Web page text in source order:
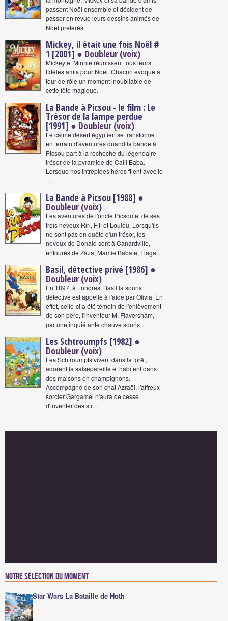
passent Noël ensemble et décident de
passer en revue leurs dessins animés de
Noël préférés.
Mickey, il était une fois Noël #
1 [2001] ● Doubleur (voix)
Mickey et Minnie réunissent tous leurs
fidèles amis pour Noël. Chacun évoque à
tour de rôle un moment inoubliable de
cette fête magique.
La Bande à Picsou - le film : Le
Trésor de la lampe perdue
[1991] ● Doubleur (voix)
Le calme désert égyptien se transforme
en terrain d'aventures quand la bande à
Picsou part à la recheche du légendaire
trésor de la pyramide de Calli Baba.
Lorsque nos intrépides héros filent avec le
…
La Bande à Picsou [1988] ●
Doubleur (voix)
Les aventures de l'oncle Picsou et de ses
trois neveux Riri, Fifi et Loulou. Lorsqu'ils
ne sont pas en quête d'un trésor, les
neveux de Donald sont à Canardville,
entourés de Zaza, Mamie Baba et Flaga…
Basil, détective privé [1986] ●
Doubleur (voix)
En 1897, à Londres, Basil la souris
détective est appellé à l'aide par Olivia. En
effet, celle-ci a été témoin de l'enlèvement
de son père, l'inventeur M. Flaversham,
par une inquiétante chauve souris…
Les Schtroumpfs [1982] ●
Doubleur (voix)
Les Schtroumpfs vivent dans la forêt,
adorent la salsepareille et habitent dans
des maisons en champignons.
Accompagné de son chat Azraël, l'affreux
sorcier Gargamel n'aura de cesse
d'inventer des str…
Notre sélection du moment
Star Wars La Bataille de Hoth